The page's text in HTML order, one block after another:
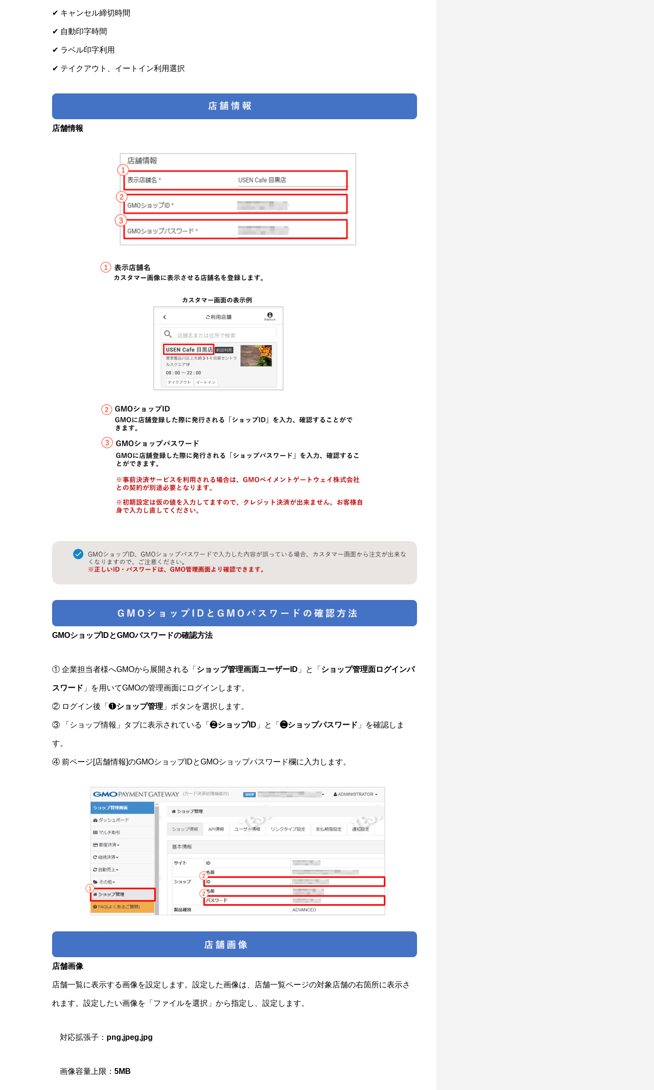
✔ キャンセル締切時間
✔ 自動印字時間
✔ ラベル印字利用
✔ テイクアウト、イートイン利用選択
店舗情報
GMOショップIDとGMOパスワードの確認方法
① 企業担当者様へGMOから展開される「 ショップ管理画面ユーザーID 」と「 ショップ管理面ログインパ
スワード 」を用いてGMOの管理画面にログインします。
② ログイン後「❶ショップ管理 」ボタンを選択します。
③ 「ショップ情報」タブに表示されている「❷ショップID 」と「 ❷ショップパスワード 」を確認しま
す。
④ 前ページ[店舗情報]のGMOショップIDとGMOショップパスワード欄に入力します。
店舗画像
店舗一覧に表示する画像を設定します。設定した画像は、店舗一覧ページの対象店舗の右箇所に表示さ
れます。設定したい画像を「ファイルを選択」から指定し、設定します。
対応拡張子： png,jpeg,jpg
画像容量上限： 5MB